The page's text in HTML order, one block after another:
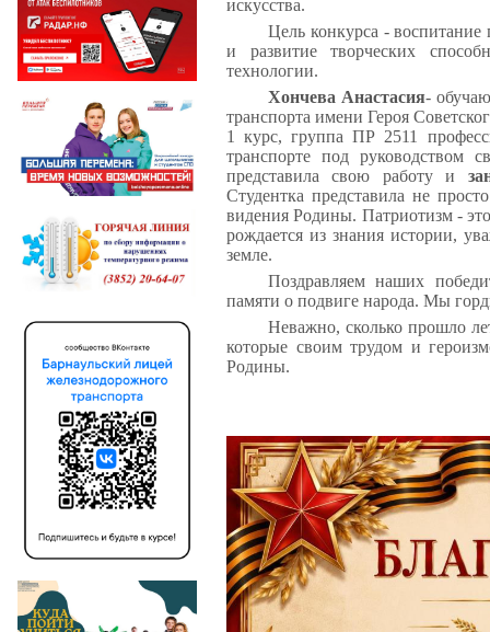
искусства.
Цель конкурса - воспитание
и развитие творческих
технологии.
Хончева Анастасия-
транспорта имени Героя
1 курс, группа ПР 2511
транспорте под руководством
представила свою работу и
Студентка представила не
видения Родины. Патриотизм -
рождается из знания истории,
земле.
Поздравляем наших
памяти о подвиге народа. Мы
Неважно, сколько прошло
которые своим трудом и
Родины.